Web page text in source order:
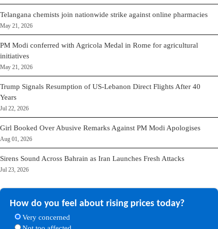
Telangana chemists join nationwide strike against online pharmacies
May 21, 2026
PM Modi conferred with Agricola Medal in Rome for agricultural
initiatives
May 21, 2026
Trump Signals Resumption of US-Lebanon Direct Flights After 40
Years
Jul 22, 2026
Girl Booked Over Abusive Remarks Against PM Modi Apologises
Aug 01, 2026
Sirens Sound Across Bahrain as Iran Launches Fresh Attacks
Jul 23, 2026
How do you feel about rising prices today?
Very concerned